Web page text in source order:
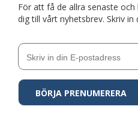
För att få de allra senaste
dig till vårt nyhetsbrev. Skriv in